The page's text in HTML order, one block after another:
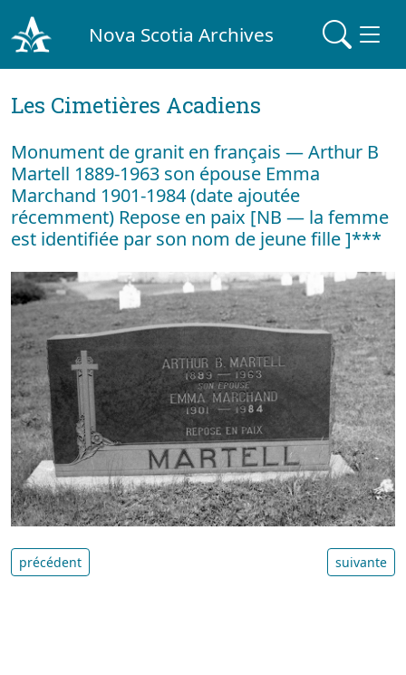
Nova Scotia Archives
Les Cimetières Acadiens
Monument de granit en français — Arthur B
Martell 1889-1963 son épouse Emma
Marchand 1901-1984 (date ajoutée
récemment) Repose en paix [NB — la femme
est identifiée par son nom de jeune fille ]***
précédent suivante